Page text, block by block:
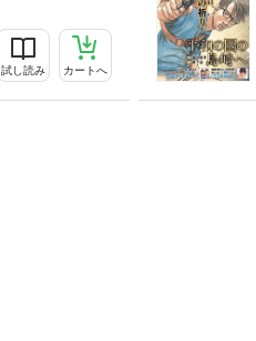
試し読み カートへ